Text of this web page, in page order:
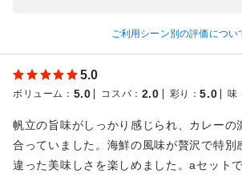
ご利用シーン別の評価につい
5.0
ボリューム ： 5.0 コスパ ： 2.0 彩り ：5.0 味
帆立の旨味がしっかり感じられ、カレーの
合っていました。海鮮の風味が贅沢で特別
違った美味しさを楽しめました。aセット